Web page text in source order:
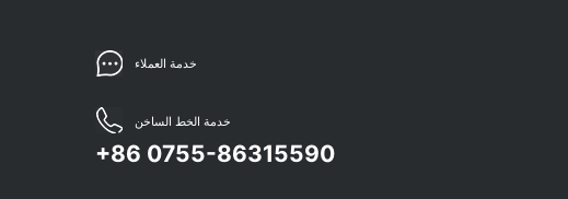
خدمة العملاء
خدمة الخط الساخن
+86 0755-86315590